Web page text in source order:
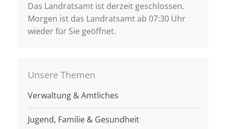
Das Landratsamt ist derzeit geschlossen.
Morgen ist das Landratsamt ab 07:30 Uhr
wieder für Sie geöffnet.
Unsere Themen
Verwaltung & Amtliches
Jugend, Familie & Gesundheit